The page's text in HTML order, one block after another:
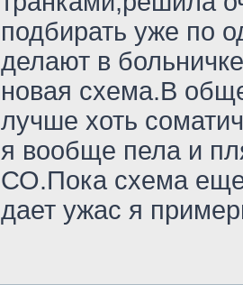
подбирать уже по
делают в
новая схема.В
лучше хоть
я вообще пела и
СО.Пока схема
дает ужас я